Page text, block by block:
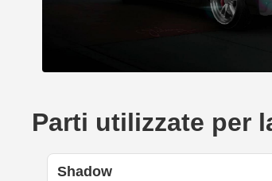
Parti utilizzate per
Shadow